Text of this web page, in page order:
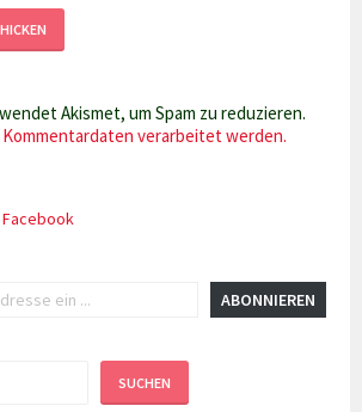
Akismet, um Spam zu reduzieren.
verarbeitet werden.
ABONNIEREN
SUCHEN